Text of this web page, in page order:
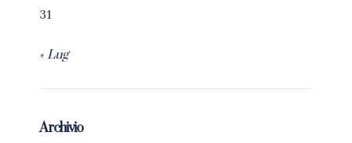
31
« Lug
Archivio